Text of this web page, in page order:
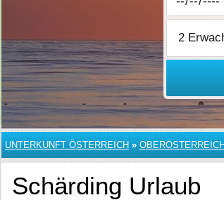
UNTERKUNFT ÖSTERREICH » OBERÖSTERREICH
Schärding Urlaub